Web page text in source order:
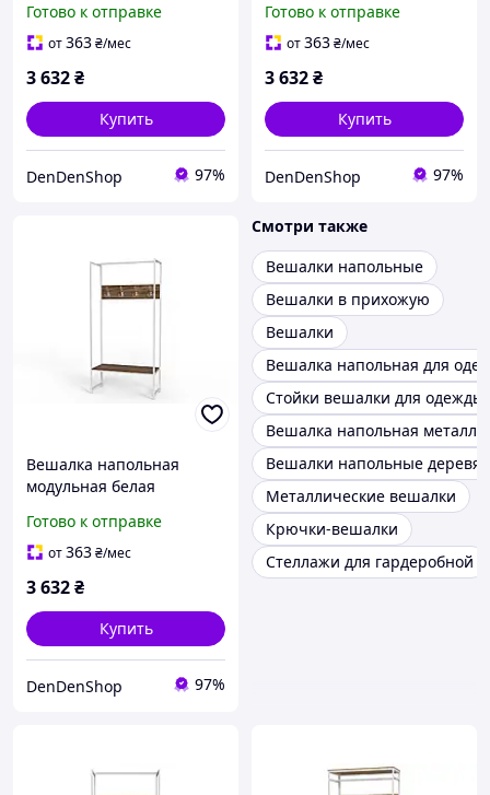
компактная вешалка для
прихожей с текстурой
Готово к отправке
от363₴/мес
3 632₴
Купить
DenDenShop 97%
прихожей из ДСП 16 мм
стильная для
пространства
Готово к отправке
от363₴/мес
3 632₴
Купить
DenDenShop 97%
Вешалка напольная
модульная белая
и гостиной с полками из
ДСП и металла в стиле
Готово к отправке
от363₴/мес
3 632₴
Купить
DenDenShop 97%
Смотри также
Вешалки напольные
Вешалки в прихожую
Вешалки
Вешалка напольная для
Стойки вешалки для одежды
Вешалка напольная
Вешалки напольные
Металлические вешалки
Крючки-вешалки
Стеллажи для гардеробной